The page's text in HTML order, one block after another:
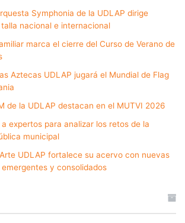
Symphonia de la UDLAP dirige
nacional e internacional
marca el cierre del Curso de Verano de
Aztecas UDLAP jugará el Mundial de Flag
de la UDLAP destacan en el MUTVI 2026
expertos para analizar los retos de la
municipal
UDLAP fortalece su acervo con nuevas
y consolidados